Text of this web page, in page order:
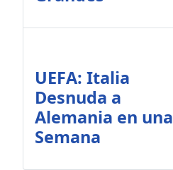
UEFA: Italia
Desnuda a
Alemania en una
Semana